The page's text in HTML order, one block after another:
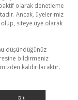
olarak denetleme
Ancak, üyelerimiz
olup, siteye üye olarak
düşündüğünüz
bildirmeniz
kaldırılacaktır.